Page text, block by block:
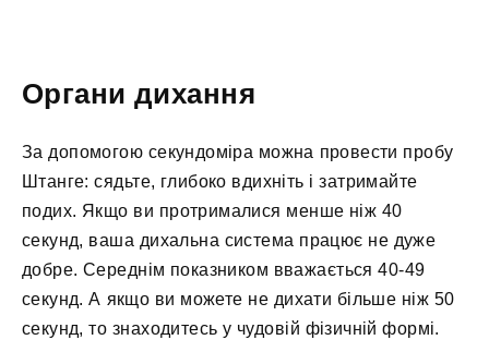
Органи дихання
За допомогою секундоміра можна провести пробу
Штанге: сядьте, глибоко вдихніть і затримайте
подих. Якщо ви протрималися менше ніж 40
секунд, ваша дихальна система працює не дуже
добре. Середнім показником вважається 40-49
секунд. А якщо ви можете не дихати більше ніж 50
секунд, то знаходитесь у чудовій фізичній формі.